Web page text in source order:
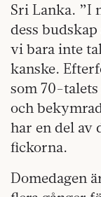
Sri Lanka. ”I
dess
vi bara inte
kanske.
som 70-
och
har en del av
fickorna.
Domedagen